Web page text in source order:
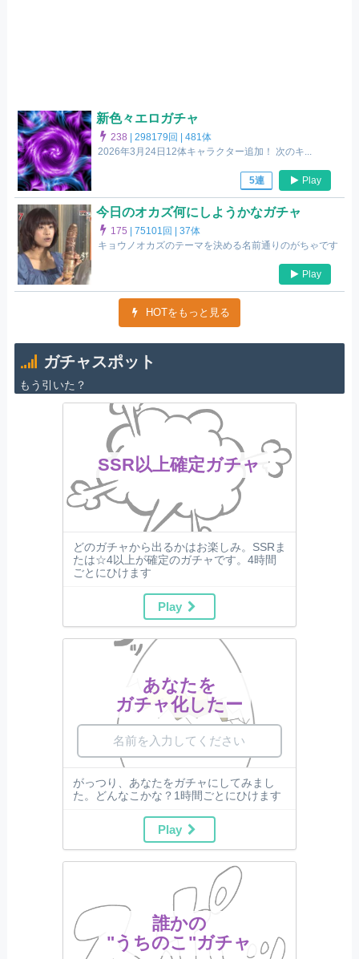
新色々エロガチャ
238 |298179回 |481体
2026年3月24日12体キャラクター追加！ 次のキ...
5連 Play
今日のオカズ何にしようかなガチャ
175 |75101回 |37体
キョウノオカズのテーマを決める名前通りのがちゃです
Play
HOTをもっと見る
ガチャスポット
もう引いた？
SSR以上確定ガチャ
どのガチャから出るかはお楽しみ。SSRま
たは☆4以上が確定のガチャです。4時間
ごとにひけます
Play
あなたを
ガチャ化したー
がっつり、あなたをガチャにしてみまし
た。どんなこかな？1時間ごとにひけます
Play
誰かの
"うちのこ"ガチャ